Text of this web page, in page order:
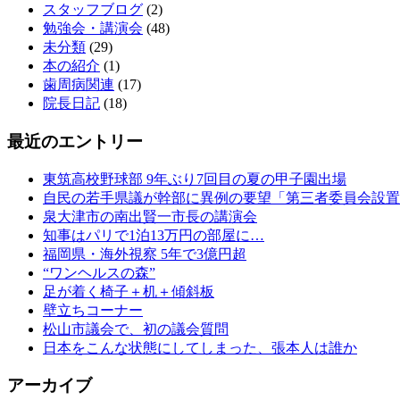
スタッフブログ (2)
勉強会・講演会 (48)
未分類 (29)
本の紹介 (1)
歯周病関連 (17)
院長日記 (18)
最近のエントリー
東筑高校野球部 9年ぶり7回目の夏の甲子園出場
自民の若手県議が幹部に異例の要望「第三者委員会設
泉大津市の南出賢一市長の講演会
知事はパリで1泊13万円の部屋に…
福岡県・海外視察 5年で3億円超
“ワンヘルスの森”
足が着く椅子＋机＋傾斜板
壁立ちコーナー
松山市議会で、初の議会質問
日本をこんな状態にしてしまった、張本人は誰か
アーカイブ